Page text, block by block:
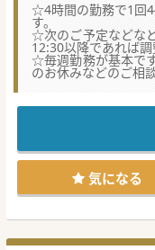
☆4時間の勤務で1回
す。
☆次のご予定などな
12:30以降であれば調
☆毎週勤務が基本で
のお休みなどのご相
法人として、7つの
ション、高齢者向け
現在土曜日午前の
が、非常勤医師退職
お問い合わせの際に
気になる